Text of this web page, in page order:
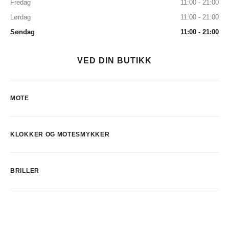
Fredag
11:00 - 21:00
Lørdag
11:00 - 21:00
Søndag
11:00 - 21:00
VED DIN BUTIKK
MOTE
KLOKKER OG MOTESMYKKER
BRILLER